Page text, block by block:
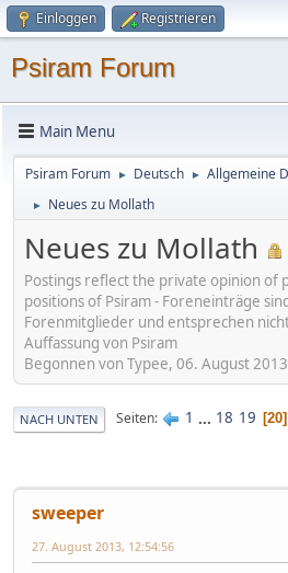
Einloggen Registrieren
Psiram Forum
Main Menu
Psiram Forum ► Deutsch ► Allgemeine
► Neues zu Mollath
Neues zu Mollath
Postings reflect the private opinion of
positions of Psiram - Foreneinträge
Forenmitglieder und entsprechen
Auffassung von Psiram
Begonnen von Typee, 06. August
NACH UNTEN Seiten 1 ... 18 19 20
sweeper
27. August 2013, 12:54:56